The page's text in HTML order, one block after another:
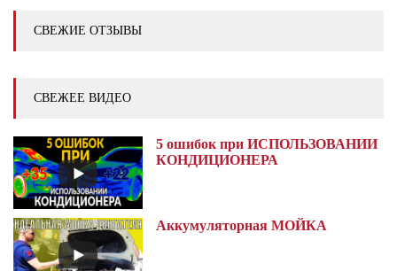
СВЕЖИЕ ОТЗЫВЫ
СВЕЖЕЕ ВИДЕО
5 ошибок при ИСПОЛЬЗОВАНИИ
КОНДИЦИОНЕРА
Аккумуляторная МОЙКА